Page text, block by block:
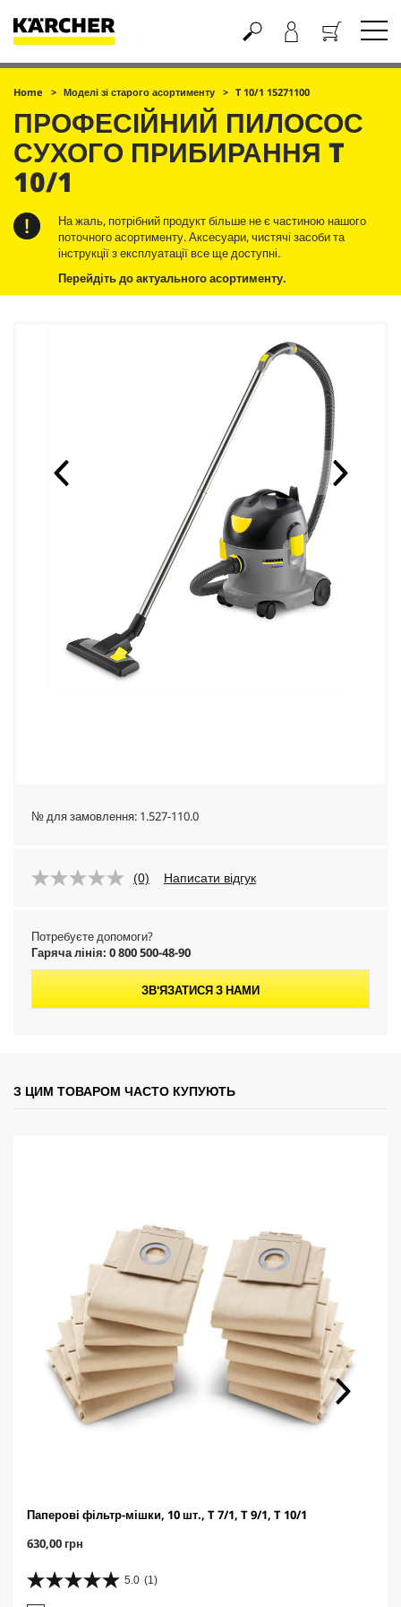
Кошик
Home Моделі зі старого асортименту T 10/1 15271100
ПРОФЕСІЙНИЙ ПИЛОСОС
СУХОГО ПРИБИРАННЯ T
10/1
На жаль, потрібний продукт більше не є частиною нашого
поточного асортименту. Аксесуари, чистячі засоби та
інструкції з експлуатації все ще доступні.
Перейдіть до актуального асортименту.
№ для замовлення: 1.527-110.0
(0) Написати відгук
Потребуєте допомоги?
Гаряча лінія: 0 800 500-48-90
ЗВ'ЯЗАТИСЯ З НАМИ
З ЦИМ ТОВАРОМ ЧАСТО КУПУЮТЬ
Паперові фільтр-мішки, 10 шт., T 7/1, T 9/1, T 10/1
C
r
r
630,00 грн
5.0 (1)
5